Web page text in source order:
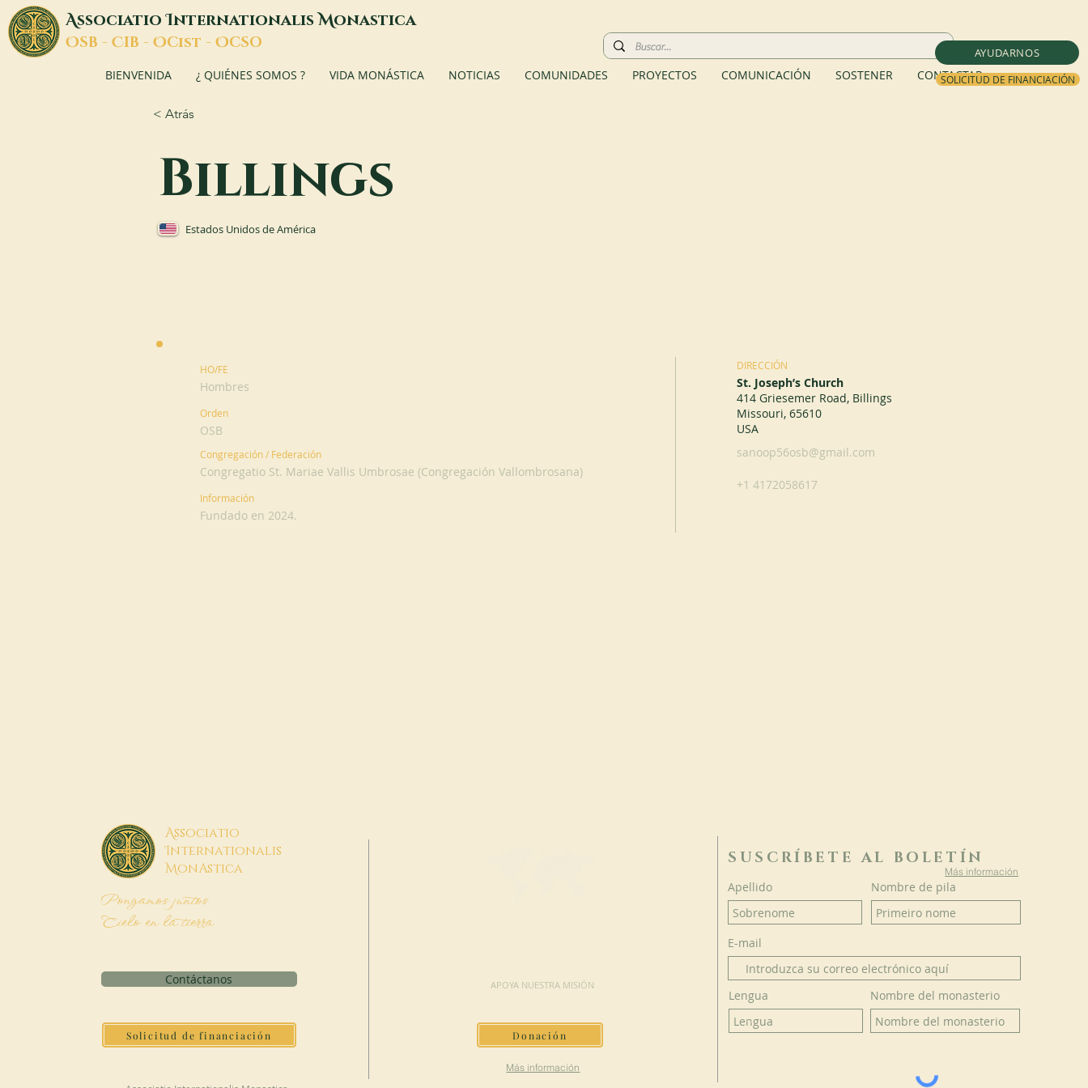
AYUDARNOS
SOLICITUD DE FINANCIACIÓN
AssociatioInternationalisMonastica
OSB - CIB - OCist - OCSO
BIENVENIDA ¿ QUIÉNES SOMOS ? VIDA MONÁSTICA NOTICIAS COMUNIDADES PROYECTOS COMUNICACIÓN SOSTENER CONTACTAR
< Atrás
Billings
Estados Unidos de América
HO/FE
Hombres
Orden
OSB
Congregación / Federación
Congregatio St. Mariae Vallis Umbrosae (Congregación Vallombrosana)
Información
Fundado en 2024.
DIRECCIÓN
St. Joseph’s Church
414 Griesemer Road, Billings
Missouri, 65610
USA
sanoop56osb@gmail.com
+1 4172058617
Associatio
Internationalis
MonAstica
Pongamos juntos
Cielo en la tierra
Contáctanos
Solicitud de financiación
APOYA NUESTRA MISIÓN
Donación
Más información
SUSCRÍBETE AL BOLETÍN
Más información
Apellido Nombre de pila
E-mail
Lengua Nombre del monasterio